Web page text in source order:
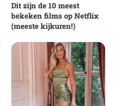
Dit zijn de 10 meest
bekeken films op Netflix
(meeste kijkuren!)